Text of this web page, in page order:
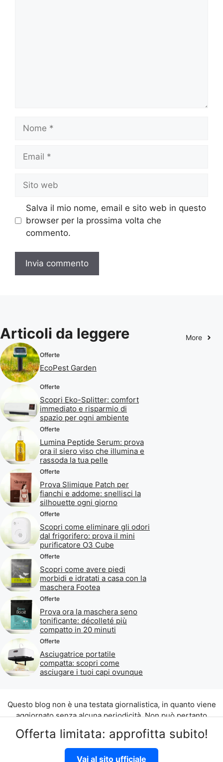
Offerta limitata: approfitta subito!
Vai al sito ufficiale
web
Salva il mio nome, email e sito web in questo
browser per la prossima volta che
commento.
Articoli da leggere More
Offerte
EcoPest Garden
Offerte
Scopri Eko-Splitter: comfort
immediato e risparmio di
spazio per ogni ambiente
Offerte
Lumina Peptide Serum: prova
ora il siero viso che illumina e
rassoda la tua pelle
Offerte
Prova Slimique Patch per
fianchi e addome: snellisci la
silhouette ogni giorno
Offerte
Scopri come eliminare gli odori
dal frigorifero: prova il mini
purificatore O3 Cube
Offerte
Scopri come avere piedi
morbidi e idratati a casa con la
maschera Footea
Offerte
Prova ora la maschera seno
tonificante: décolleté più
compatto in 20 minuti
Offerte
Asciugatrice portatile
compatta: scopri come
asciugare i tuoi capi ovunque
Questo blog non è una testata giornalistica, in quanto viene
aggiornato senza alcuna periodicità. Non può pertanto
considerarsi un prodotto editoriale ai sensi della legge n. 62
del 07.03.2001.
©2026 di Aliados Srl C.da Piana Romana snc, 90010 Lascari
(PA) P.IVA 07262700821